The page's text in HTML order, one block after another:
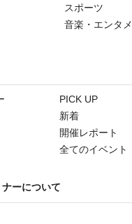
スポーツ
音楽・エンタメ
PICK UP
新着
開催レポート
全てのイベント
ーについて